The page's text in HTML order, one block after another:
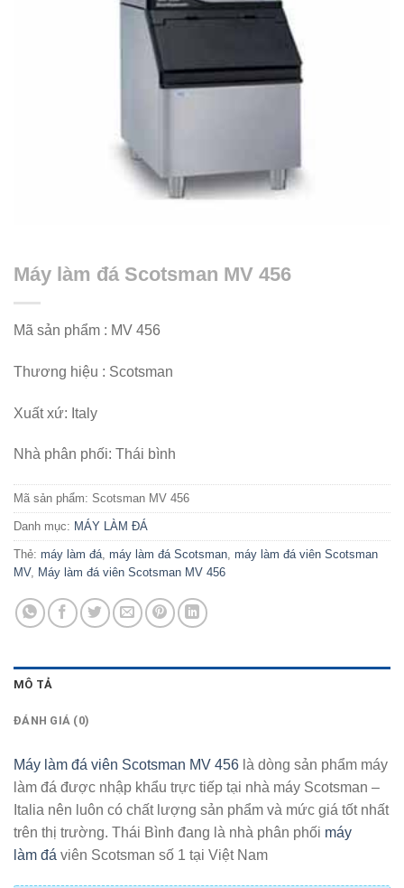
Máy làm đá Scotsman MV 456
Mã sản phẩm : MV 456
Thương hiệu : Scotsman
Xuất xứ: Italy
Nhà phân phối: Thái bình
Mã sản phẩm: Scotsman MV 456
Danh mục: MÁY LÀM ĐÁ
Thẻ: máy làm đá, máy làm đá Scotsman, máy làm đá viên Scotsman
MV, Máy làm đá viên Scotsman MV 456
MÔ TẢ
ĐÁNH GIÁ (0)
Máy làm đá viên Scotsman MV 456 là dòng sản phẩm máy
làm đá được nhập khẩu trực tiếp tại nhà máy Scotsman –
Italia nên luôn có chất lượng sản phẩm và mức giá tốt nhất
trên thị trường. Thái Bình đang là nhà phân phối máy
làm đá viên Scotsman số 1 tại Việt Nam